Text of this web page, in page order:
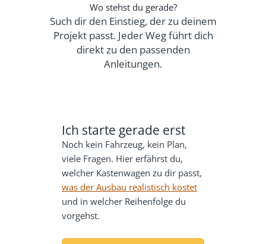
Wo stehst du gerade?
Such dir den Einstieg, der zu deinem
Projekt passt. Jeder Weg führt dich
direkt zu den passenden
Anleitungen.
Ich starte gerade erst
Noch kein Fahrzeug, kein Plan,
viele Fragen. Hier erfährst du,
welcher Kastenwagen zu dir passt,
was der Ausbau realistisch kostet
und in welcher Reihenfolge du
vorgehst.